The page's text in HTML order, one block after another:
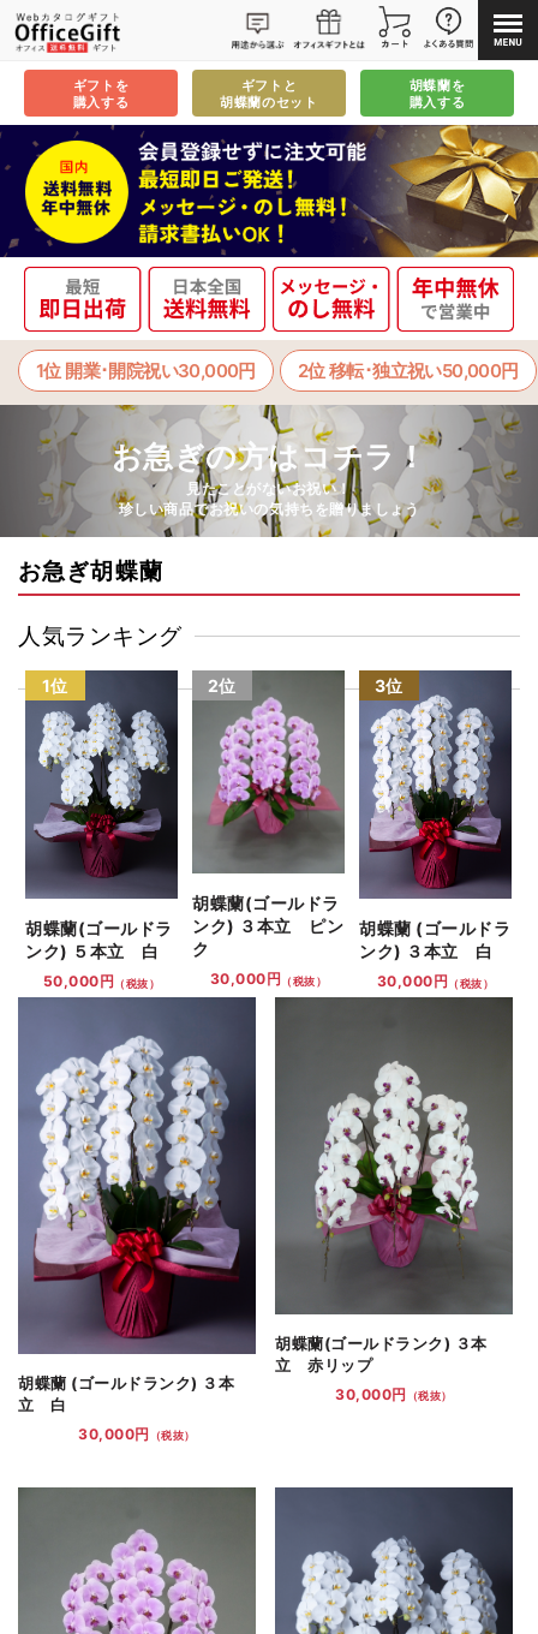
ギフトを
購入する
ギフトと
胡蝶蘭のセット
胡蝶蘭を
購入する
1位 開業･開院祝い30,000円 2位 移転･独立祝い50,000円
お急ぎの方はコチラ！
⾒たことがないお祝い！
珍しい商品でお祝いの気持ちを贈りましょう
お急ぎ胡蝶蘭
人気ランキング
1位
胡蝶蘭(ゴールドラ
ンク) ５本立 白
50,000円 （税抜）
2位
胡蝶蘭(ゴールドラ
ンク) ３本立 ピン
ク
30,000円 （税抜）
3位
胡蝶蘭 (ゴールドラ
ンク) ３本立 白
30,000円 （税抜）
胡蝶蘭 (ゴールドランク) ３本
立 白
30,000円 （税抜）
胡蝶蘭(ゴールドランク) ３本
立 赤リップ
30,000円 （税抜）